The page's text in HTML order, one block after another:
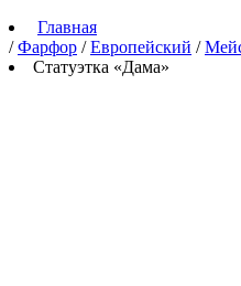
Главная
/ Фарфор / Европейский /
Статуэтка «Дама»